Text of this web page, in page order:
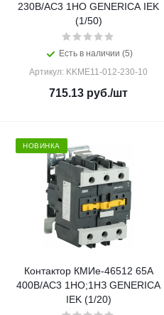
230В/АС3 1НО GENERICA IEK
(1/50)
Есть в наличии (5)
Артикул: KKME11-012-230-10
715.13 руб./шт
НОВИНКА
Контактор КМИе-46512 65А
400В/АС3 1НО;1НЗ GENERICA
IEK (1/20)